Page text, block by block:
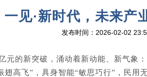
一见·新时代，未来产
发布时间：2026-02-02
元的新突破，涌动着新动能、新气象：
高飞”，具身智能“敏思巧行”，民